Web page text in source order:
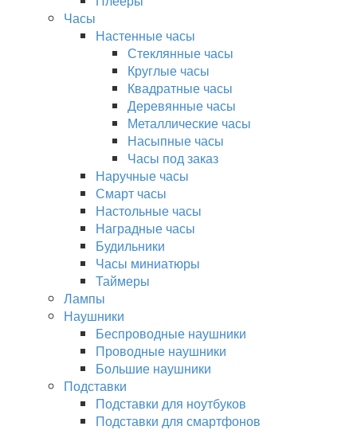
Часы
Настенные часы
Стеклянные часы
Круглые часы
Квадратные часы
Деревянные часы
Металлические часы
Насыпные часы
Часы под заказ
Наручные часы
Смарт часы
Настольные часы
Наградные часы
Будильники
Часы миниатюры
Таймеры
Лампы
Наушники
Беспроводные наушники
Проводные наушники
Большие наушники
Подставки
Подставки для ноутбуков
Подставки для смартфонов